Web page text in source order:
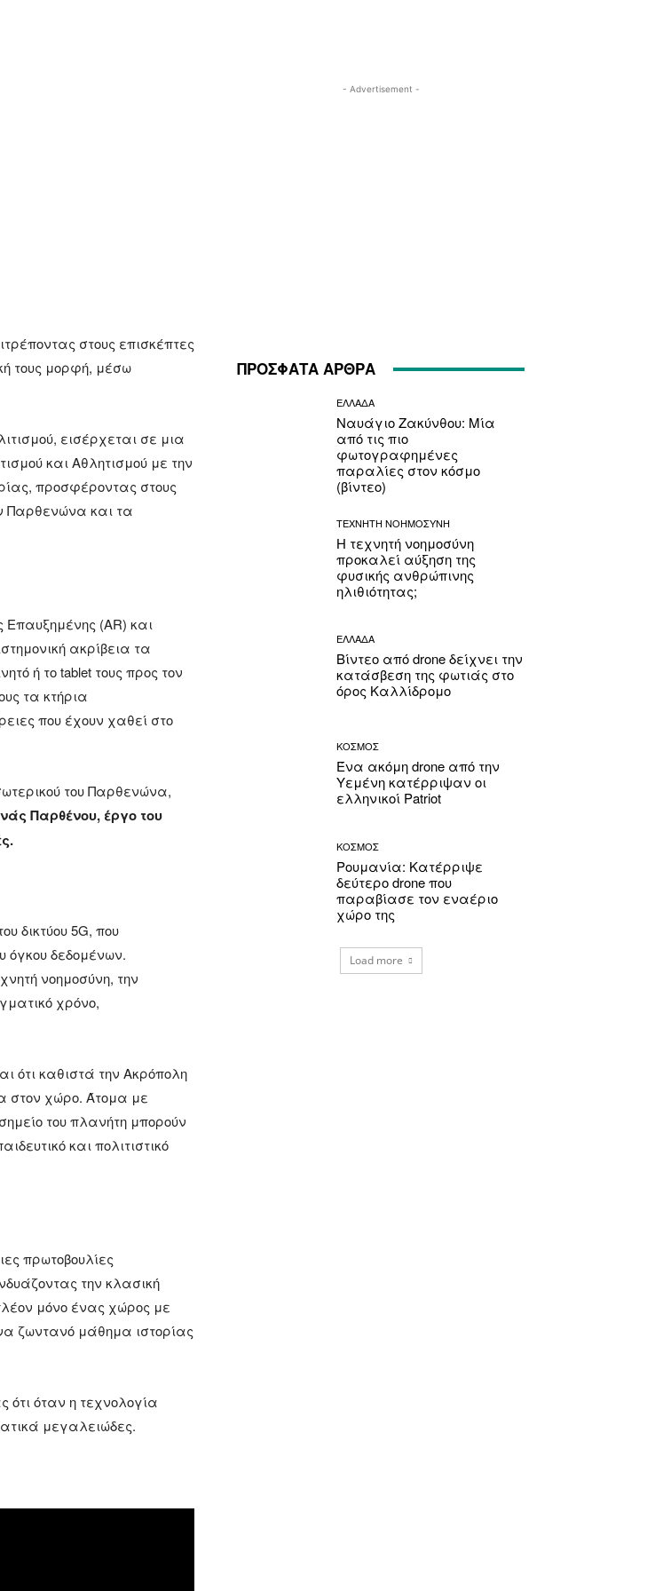
στους επισκέπτες
τους μορφή, μέσω
εισέρχεται σε μια
και Αθλητισμού με την
προσφέροντας στους
Παρθενώνα και τα
Επαυξημένης (AR) και
ακρίβεια τα
ή το tablet τους προς τον
τα κτήρια
που έχουν χαθεί στο
του Παρθενώνα,
Παρθένου, έργο του
δικτύου 5G, που
όγκου δεδομένων.
νοημοσύνη, την
χρόνο,
ότι καθιστά την Ακρόπολη
στον χώρο. Άτομα με
του πλανήτη μπορούν
και πολιτιστικό
πρωτοβουλίες
την κλασική
μόνο ένας χώρος με
ζωντανό μάθημα ιστορίας
ότι όταν η τεχνολογία
μεγαλειώδες.
- Advertisement -
ΠΡΟΣΦΑΤΑ ΑΡΘΡΑ
ΕΛΛΑΔΑ
Ναυάγιο Ζακύνθου: Μία
από τις πιο
φωτογραφημένες
παραλίες στον κόσμο
(βίντεο)
ΤΕΧΝΗΤΗ ΝΟΗΜΟΣΥΝΗ
Η τεχνητή νοημοσύνη
προκαλεί αύξηση της
φυσικής ανθρώπινης
ηλιθιότητας;
ΕΛΛΑΔΑ
Βίντεο από drone δείχνει την
κατάσβεση της φωτιάς στο
όρος Καλλίδρομο
ΚΟΣΜΟΣ
Ένα ακόμη drone από την
Υεμένη κατέρριψαν οι
ελληνικοί Patriot
ΚΟΣΜΟΣ
Ρουμανία: Κατέρριψε
δεύτερο drone που
παραβίασε τον εναέριο
χώρο της
Load more